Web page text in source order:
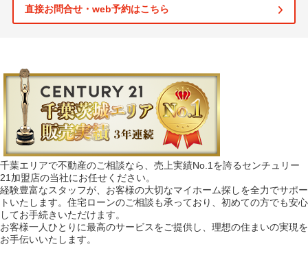
直接お問合せ・web予約はこちら
千葉エリアで不動産のご相談なら、売上実績No.1を誇るセンチュリー
21加盟店の当社にお任せください。
経験豊富なスタッフが、お客様の大切なマイホーム探しを全力でサポー
トいたします。住宅ローンのご相談も承っており、初めての方でも安心
してお手続きいただけます。
お客様一人ひとりに最高のサービスをご提供し、理想の住まいの実現を
お手伝いいたします。